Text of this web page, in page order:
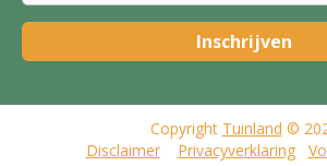
Copyright Tuinland ©
Disclaimer
Privacyverklaring